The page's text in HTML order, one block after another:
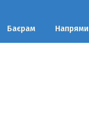
Баєрам Напрями